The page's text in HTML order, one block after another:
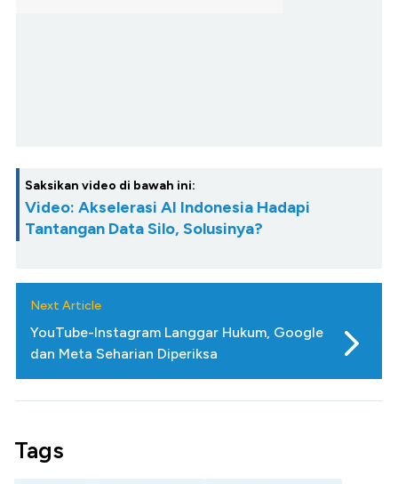
Saksikan video di bawah ini:
Video: Akselerasi AI Indonesia Hadapi
Tantangan Data Silo, Solusinya?
Next Article
YouTube-Instagram Langgar Hukum, Google
dan Meta Seharian Diperiksa
Tags